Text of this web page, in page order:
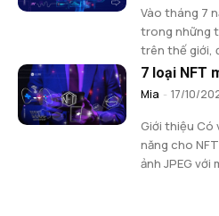
Vào tháng 7
trong những
trên thế giới,
7 loại NFT
Mia - 17/10/
Giới thiệu Có
năng cho
ảnh JPEG với